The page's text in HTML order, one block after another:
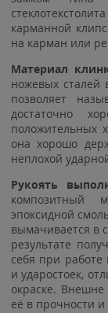
карманной
на карман или
Материал
ножевых
позволяет
достаточно
положительных
она хорошо
неплохой
Рукоять
композитный
эпоксидной
вымачивается в
результате
себя при работе
и ударостоек,
окраске.
её в прочности и